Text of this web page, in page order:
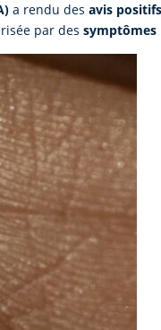
a rendu des avis positifs
par des symptômes